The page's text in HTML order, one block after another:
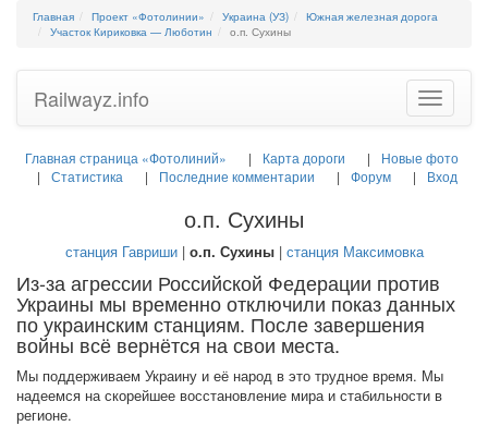
Главная Проект «Фотолинии» Украина (УЗ)
Южная железная дорога
Участок Кириковка — Люботин
о.п. Сухины
Toggle
Railwayz.info
Главная страница «Фотолиний» Карта дороги
Новые фото
Статистика
Последние комментарии Форум Вход
о.п. Сухины
станция Гавриши| о.п. Сухины| станция Максимовка
Из-за агрессии Российской Федерации против
Украины мы временно отключили показ данных
по украинским станциям. После завершения
войны всё вернётся на свои места.
Мы поддерживаем Украину и её народ в это трудное время. Мы
надеемся на скорейшее восстановление мира и стабильности в
регионе.